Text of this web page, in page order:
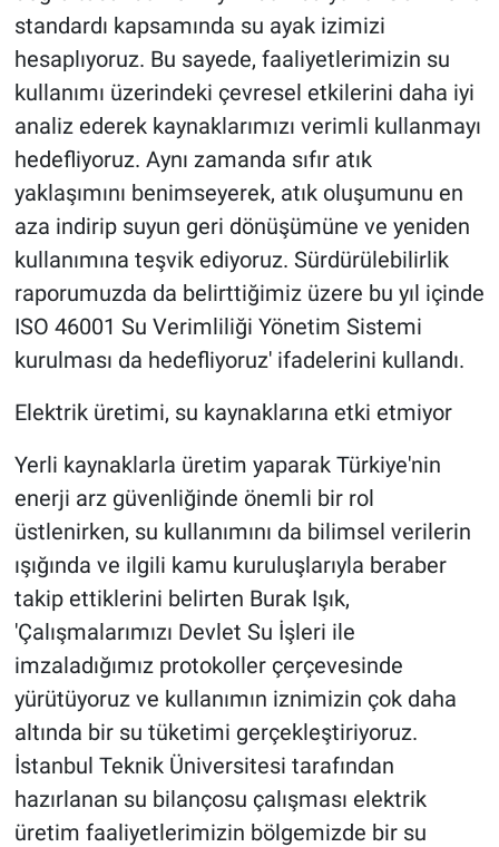
standardı kapsamında su ayak izimizi
hesaplıyoruz. Bu sayede, faaliyetlerimizin su
kullanımı üzerindeki çevresel etkilerini daha iyi
analiz ederek kaynaklarımızı verimli kullanmayı
hedefliyoruz. Aynı zamanda sıfır atık
yaklaşımını benimseyerek, atık oluşumunu en
aza indirip suyun geri dönüşümüne ve yeniden
kullanımına teşvik ediyoruz. Sürdürülebilirlik
raporumuzda da belirttiğimiz üzere bu yıl içinde
ISO 46001 Su Verimliliği Yönetim Sistemi
kurulması da hedefliyoruz' ifadelerini kullandı.
Elektrik üretimi, su kaynaklarına etki etmiyor
Yerli kaynaklarla üretim yaparak Türkiye'nin
enerji arz güvenliğinde önemli bir rol
üstlenirken, su kullanımını da bilimsel verilerin
ışığında ve ilgili kamu kuruluşlarıyla beraber
takip ettiklerini belirten Burak Işık,
'Çalışmalarımızı Devlet Su İşleri ile
imzaladığımız protokoller çerçevesinde
yürütüyoruz ve kullanımın iznimizin çok daha
altında bir su tüketimi gerçekleştiriyoruz.
İstanbul Teknik Üniversitesi tarafından
hazırlanan su bilançosu çalışması elektrik
üretim faaliyetlerimizin bölgemizde bir su